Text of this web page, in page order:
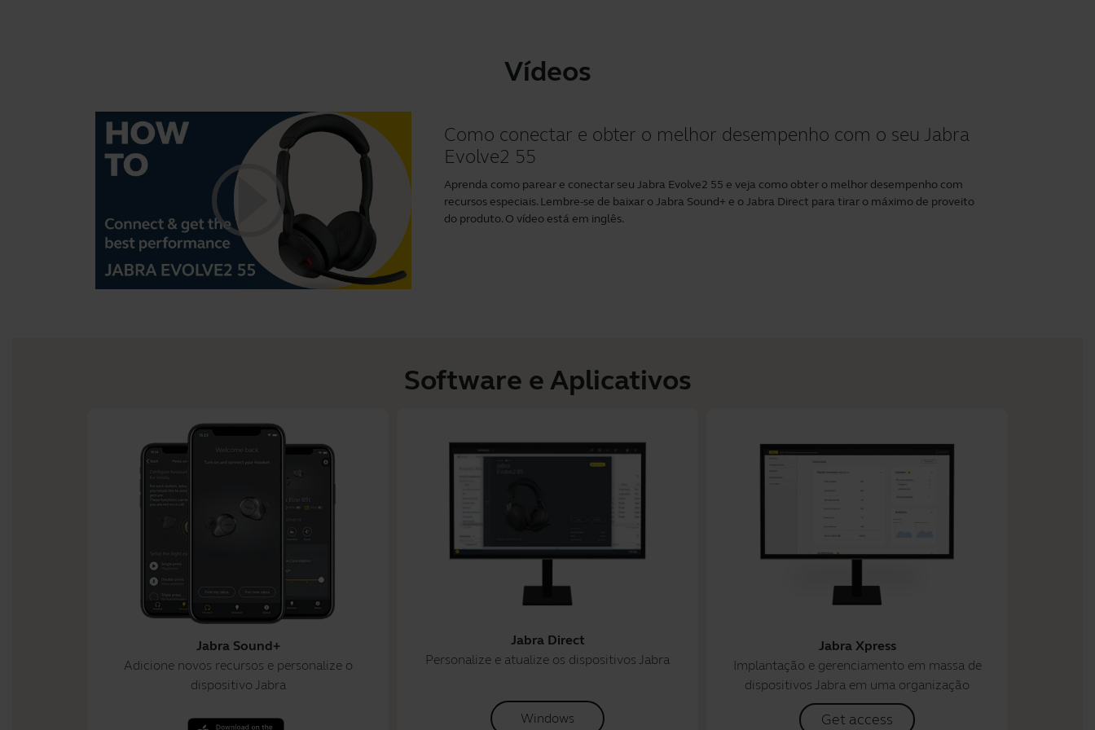
Vídeos
Como conectar e obter o melhor desempenho com o seu Jabra
Evolve2 55
Aprenda como parear e conectar seu Jabra Evolve2 55 e veja como obter o melhor desempenho com
recursos especiais. Lembre-se de baixar oJabra Sound+ e oJabra Direct para tirar o máximo de proveito
do produto. O vídeo está em inglês.
Software e Aplicativos
Jabra Sound+
Adicione novos recursos e personalize o
dispositivo Jabra
Jabra Direct
Personalize e atualize os dispositivos Jabra
Windows
Jabra Xpress
Implantação e gerenciamento em massa de
dispositivos Jabra em uma organização
Get access